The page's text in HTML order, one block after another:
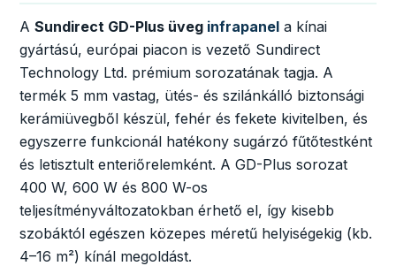
A Sundirect GD-Plus üveg infrapanel a kínai
gyártású, európai piacon is vezető Sundirect
Technology Ltd. prémium sorozatának tagja. A
termék 5 mm vastag, ütés- és szilánkálló biztonsági
kerámiüvegből készül, fehér és fekete kivitelben, és
egyszerre funkcionál hatékony sugárzó fűtőtestként
és letisztult enteriőrelemként. A GD-Plus sorozat
400 W, 600 W és 800 W-os
teljesítményváltozatokban érhető el, így kisebb
szobáktól egészen közepes méretű helyiségekig (kb.
4–16 m²) kínál megoldást.